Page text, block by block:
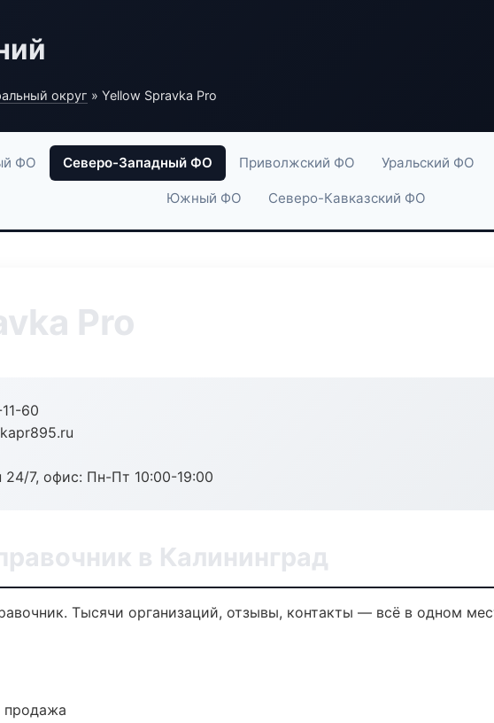
округ » Yellow Spravka Pro
ФО Северо-Западный ФО Приволжский ФО Уральский ФО
Южный ФО Северо-Кавказский ФО
Pro
60
24/7, офис: Пн-Пт 10:00-19:00
в Калининград
Тысячи организаций, отзывы, контакты — всё в одном
продажа